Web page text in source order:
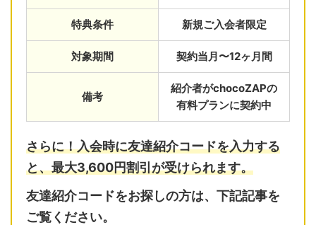
特典条件 新規ご入会者限定
対象期間 契約当月〜12ヶ月間
備考
紹介者がchocoZAPの
有料プランに契約中
さらに！入会時に友達紹介コードを入力する
と、最大3,600円割引が受けられます。
友達紹介コードをお探しの方は、下記記事を
ご覧ください。